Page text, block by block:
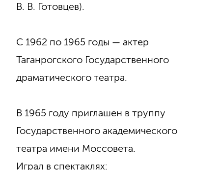
В. В. Готовцев).
С 1962 по 1965 годы — актер
Таганрогского Государственного
драматического театра.
В 1965 году приглашен в труппу
Государственного академического
театра имени Моссовета.
Играл в спектаклях: